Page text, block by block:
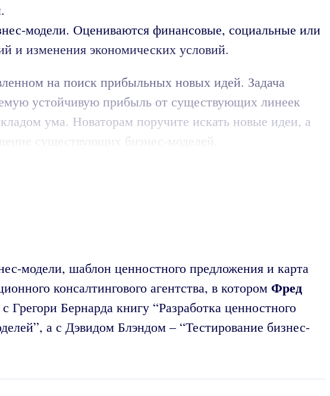
модели. Оцениваются финансовые, социальные или
и изменения экономических условий.
на поиск прибыльных новых идей. Задача
устойчивую прибыль от существующих линеек
ума. Новаторам поручите искать новые идеи, а
существующих бизнес-моделей.
модели, шаблон ценностного предложения и карта
консалтингового агентства, в котором Фред
Бернарда книгу “Разработка ценностного
а с Дэвидом Блэндом – “Тестирование бизнес-